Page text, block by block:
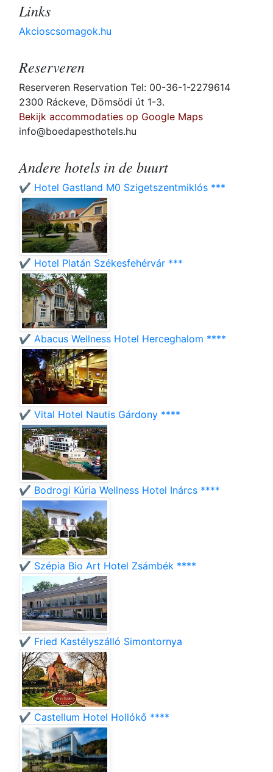
Links
Akcioscsomagok.hu
Reserveren
Reserveren Reservation Tel: 00-36-1-2279614
2300 Ráckeve, Dömsödi út 1-3.
Bekijk accommodaties op Google Maps
info@boedapesthotels.hu
Andere hotels in de buurt
✔️ Hotel Gastland M0 Szigetszentmiklós ***
✔️ Hotel Platán Székesfehérvár ***
✔️ Abacus Wellness Hotel Herceghalom ****
✔️ Vital Hotel Nautis Gárdony ****
✔️ Bodrogi Kúria Wellness Hotel Inárcs ****
✔️ Szépia Bio Art Hotel Zsámbék ****
✔️ Fried Kastélyszálló Simontornya
✔️ Castellum Hotel Hollókő ****